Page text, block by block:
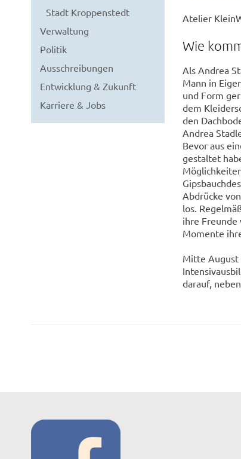
Stadt Kroppenstedt
Verwaltung
Politik
Ausschreibungen
Entwicklung & Zukunft
Karriere & Jobs
Atelier
Wie
Als Andrea
Mann in
und Form
dem
den
Andrea
Bevor aus
gestaltet
Abdrücke
los.
ihre Freunde
Momente
Mitte August
darauf,